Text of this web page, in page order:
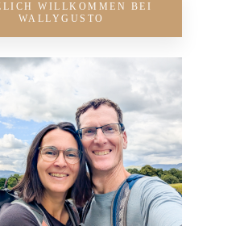
WILLKOMMEN BEI
WALLYGUSTO